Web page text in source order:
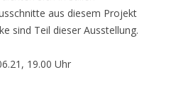
aus diesem Projekt
sind Teil dieser Ausstellung.
19.00 Uhr